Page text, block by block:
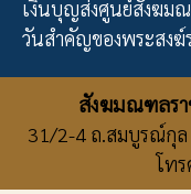
เงินบุญส่งศูนย์สังฆม
วันสำคัญของพระสงฆ์
สังฆมณฑลรา
31/2-4 ถ.สมบูรณ์กุล
โท